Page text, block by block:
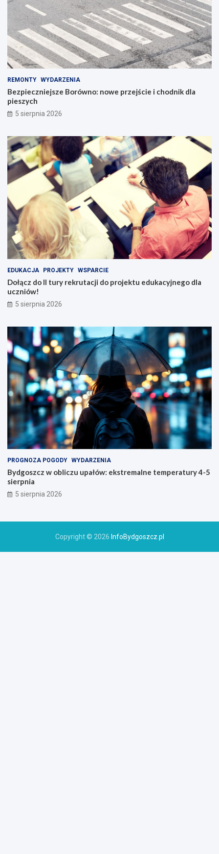
REMONTY WYDARZENIA
Bezpieczniejsze Borówno: nowe przejście i chodnik dla
pieszych
5 sierpnia 2026
EDUKACJA PROJEKTY WSPARCIE
Dołącz do II tury rekrutacji do projektu edukacyjnego dla
uczniów!
5 sierpnia 2026
PROGNOZA POGODY WYDARZENIA
Bydgoszcz w obliczu upałów: ekstremalne temperatury 4-5
sierpnia
5 sierpnia 2026
Copyright © 2026 InfoBydgoszcz.pl